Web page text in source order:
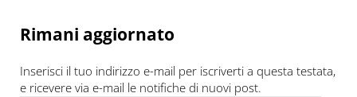
Rimani aggiornato
Inserisci il tuo indirizzo e-mail per iscriverti a questa testata,
e ricevere via e-mail le notifiche di nuovi post.